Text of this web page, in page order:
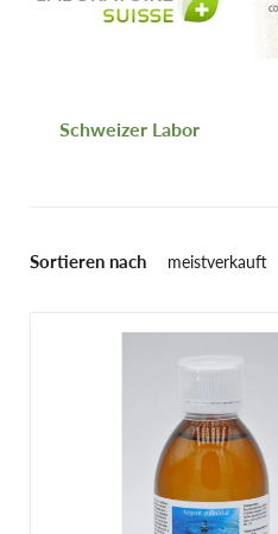
Schweizer Labor
Sortieren nach